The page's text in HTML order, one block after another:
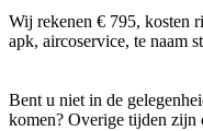
Wij rekenen € 795, kosten
apk, aircoservice, te naam
Bent u niet in de
komen? Overige tijden zijn